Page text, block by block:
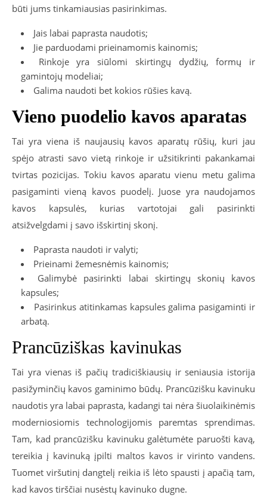
būti jums tinkamiausias pasirinkimas.
Jais labai paprasta naudotis;
Jie parduodami prieinamomis kainomis;
Rinkoje yra siūlomi skirtingų dydžių, formų ir
gamintojų modeliai;
Galima naudoti bet kokios rūšies kavą.
Vieno puodelio kavos aparatas
Tai yra viena iš naujausių kavos aparatų rūšių, kuri jau
spėjo atrasti savo vietą rinkoje ir užsitikrinti pakankamai
tvirtas pozicijas. Tokiu kavos aparatu vienu metu galima
pasigaminti vieną kavos puodelį. Juose yra naudojamos
kavos kapsulės, kurias vartotojai gali pasirinkti
atsižvelgdami į savo išskirtinį skonį.
Paprasta naudoti ir valyti;
Prieinami žemesnėmis kainomis;
Galimybė pasirinkti labai skirtingų skonių kavos
kapsules;
Pasirinkus atitinkamas kapsules galima pasigaminti ir
arbatą.
Prancūziškas kavinukas
Tai yra vienas iš pačių tradiciškiausių ir seniausia istorija
pasižyminčių kavos gaminimo būdų. Prancūzišku kavinuku
naudotis yra labai paprasta, kadangi tai nėra šiuolaikinėmis
moderniosiomis technologijomis paremtas sprendimas.
Tam, kad prancūzišku kavinuku galėtumėte paruošti kavą,
tereikia į kavinuką įpilti maltos kavos ir virinto vandens.
Tuomet viršutinį dangtelį reikia iš lėto spausti į apačią tam,
kad kavos tirščiai nusėstų kavinuko dugne.